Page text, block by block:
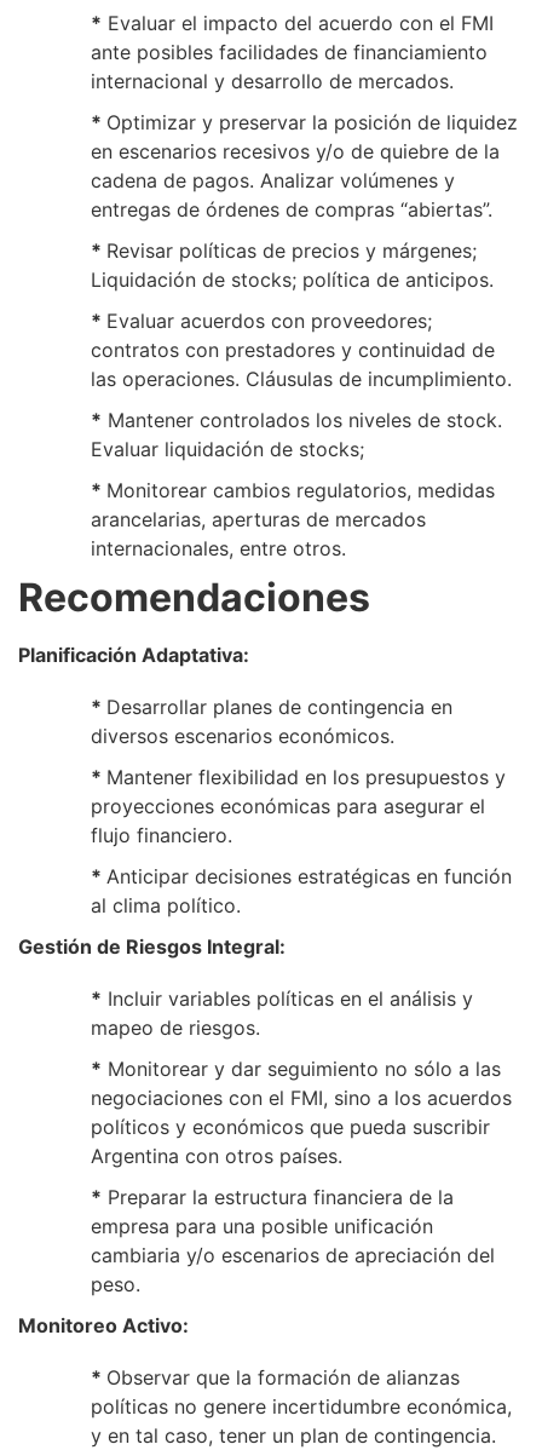
* Evaluar el impacto del acuerdo con el FMI
ante posibles facilidades de financiamiento
internacional y desarrollo de mercados.
* Optimizar y preservar la posición de liquidez
en escenarios recesivos y/o de quiebre de la
cadena de pagos. Analizar volúmenes y
entregas de órdenes de compras “abiertas”.
* Revisar políticas de precios y márgenes;
Liquidación de stocks; política de anticipos.
* Evaluar acuerdos con proveedores;
contratos con prestadores y continuidad de
las operaciones. Cláusulas de incumplimiento.
* Mantener controlados los niveles de stock.
Evaluar liquidación de stocks;
* Monitorear cambios regulatorios, medidas
arancelarias, aperturas de mercados
internacionales, entre otros.
Recomendaciones
Planificación Adaptativa:
* Desarrollar planes de contingencia en
diversos escenarios económicos.
* Mantener flexibilidad en los presupuestos y
proyecciones económicas para asegurar el
flujo financiero.
* Anticipar decisiones estratégicas en función
al clima político.
Gestión de Riesgos Integral:
* Incluir variables políticas en el análisis y
mapeo de riesgos.
* Monitorear y dar seguimiento no sólo a las
negociaciones con el FMI, sino a los acuerdos
políticos y económicos que pueda suscribir
Argentina con otros países.
* Preparar la estructura financiera de la
empresa para una posible unificación
cambiaria y/o escenarios de apreciación del
peso.
Monitoreo Activo:
* Observar que la formación de alianzas
políticas no genere incertidumbre económica,
y en tal caso, tener un plan de contingencia.